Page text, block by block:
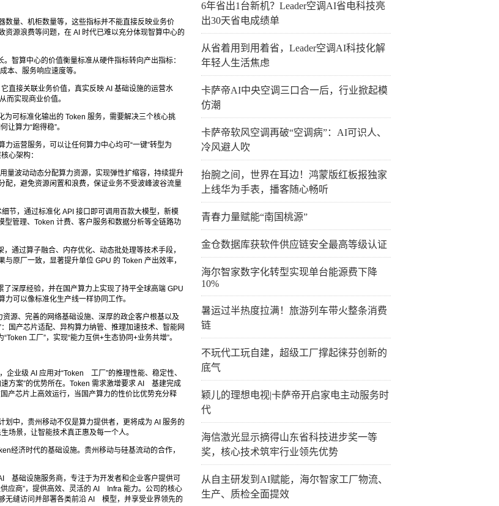
数量、机柜数量等，这些指标并不能直接反映业务价
源浪费等问题，在 AI 时代已难以充分体现智算中心的
智算中心的价值衡量标准从硬件指标转向产出指标：
本、服务响应速度等。
直接关联业务价值，真实反映 AI 基础设施的运营水
而实现商业价值。
为可标准化输出的 Token 服务，需要解决三个核心挑
让算力“跑得稳”。
力运营服务，可以让任何算力中心均可“一键”转型为
心架构：
动态分配算力资源，实现弹性扩缩容，持续提升
配，避免资源闲置和浪费，保证业务不受波峰波谷流量
过标准化 API 接口即可调用百款大模型，新模
管理、Token 计费、客户服务和数据分析等全链路功
子融合、内存优化、动态批处理等技术手段，
原厂一致，显著提升单位 GPU 的 Token 产出效率，
验，并在国产算力上实现了持平全球高端 GPU
可以像标准化生产线一样协同工作。
源、完善的网络基础设施、深厚的政企客户根基以及
国产芯片适配、异构算力纳管、推理加速技术、智能网
工厂”，实现“能力互供+生态协同+业务共增”。
业级 AI 应用对“Token 工厂”的推理性能、稳定性、
方案”的优势所在。Token 需求激增要求 AI 基建完成
产芯片上高效运行，当国产算力的性价比优势充分释
划中，贵州移动不仅是算力提供者，更将成为 AI 服务的
场景，让智能技术真正惠及每一个人。
经济时代的基础设施。贵州移动与硅基流动的合作，
基础设施服务商，专注于为开发者和企业客户提供可
应商”，提供高效、灵活的 AI Infra 能力。公司的核心
无缝访问并部署各类前沿 AI 模型，并享受业界领先的
6年省出1台新机？Leader空调AI省电科技亮
出30天省电成绩单
从省着用到用着省，Leader空调AI科技化解
年轻人生活焦虑
卡萨帝AI中央空调三口合一后，行业掀起模
仿潮
卡萨帝软风空调再破“空调病”：AI可识人、
冷风避人吹
抬腕之间，世界在耳边！鸿蒙版红板报独家
上线华为手表，播客随心畅听
青春力量赋能“南国桃源”
金仓数据库获软件供应链安全最高等级认证
海尔智家数字化转型实现单台能源费下降
10%
暑运过半热度拉满！旅游列车带火整条消费
链
不玩代工玩自建，超级工厂撑起徕芬创新的
底气
颖儿的理想电视|卡萨帝开启家电主动服务时
代
海信激光显示摘得山东省科技进步奖一等
奖，核心技术筑牢行业领先优势
从自主研发到AI赋能，海尔智家工厂物流、
生产、质检全面提效